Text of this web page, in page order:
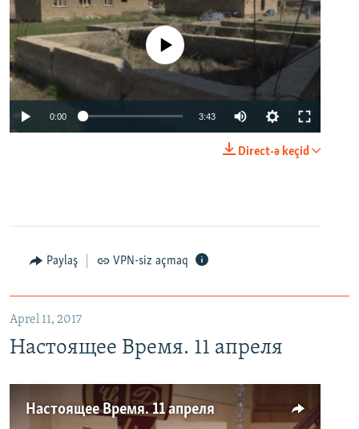
No media source currently available
0:00 3:43
Direct-ə keçid
Paylaş VPN-siz açmaq
Aprel 11, 2017
Настоящее Время. 11 апреля
Настоящее Время. 11 апреля